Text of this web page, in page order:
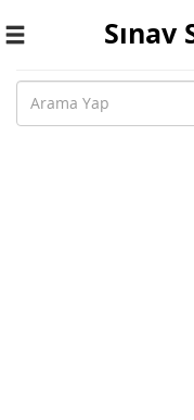
Toggle
Sınav